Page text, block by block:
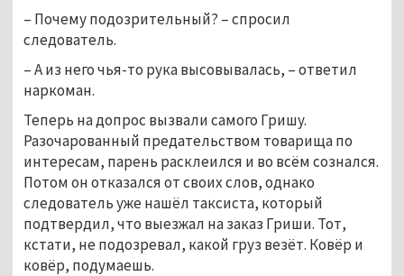
– Почему подозрительный? – спросил
следователь.
– А из него чья-то рука высовывалась, – ответил
наркоман.
Теперь на допрос вызвали самого Гришу.
Разочарованный предательством товарища по
интересам, парень расклеился и во всём сознался.
Потом он отказался от своих слов, однако
следователь уже нашёл таксиста, который
подтвердил, что выезжал на заказ Гриши. Тот,
кстати, не подозревал, какой груз везёт. Ковёр и
ковёр, подумаешь.